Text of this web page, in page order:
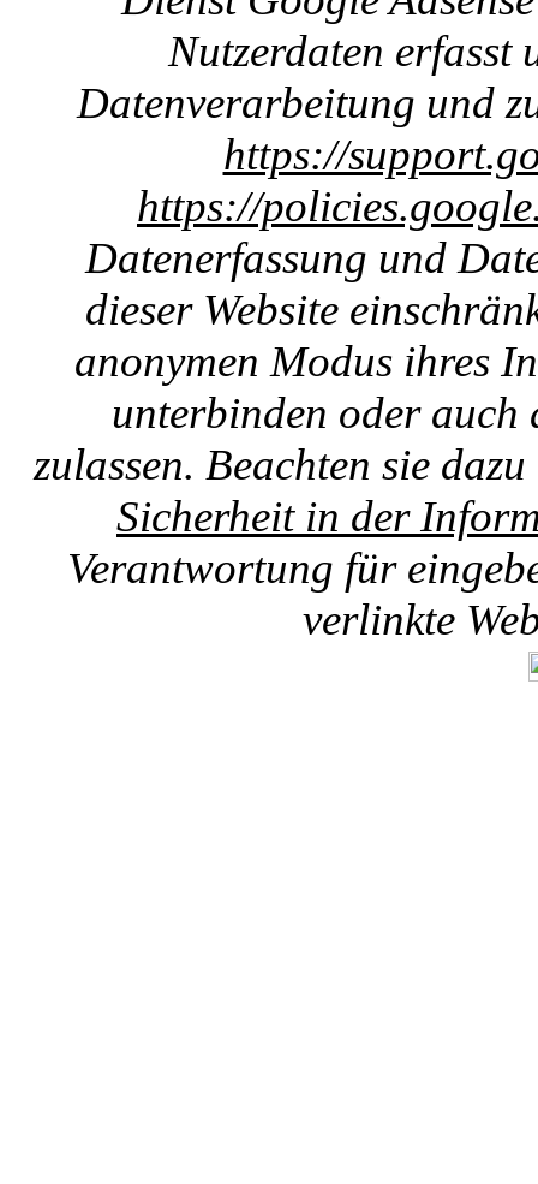
Nutzerdaten erfasst
Datenverarbeitung und
https://
https://
Datenerfassung und
dieser Website
anonymen Modus ihres
unterbinden oder auch
zulassen. Beachten sie
Sicherheit in der
Verantwortung für
verlinkte